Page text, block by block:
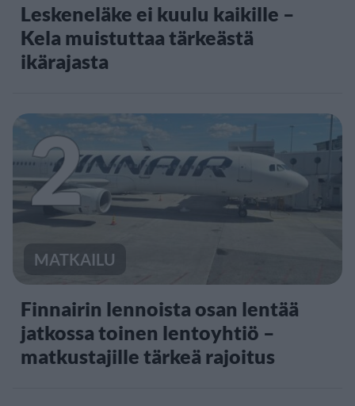
Leskeneläke ei kuulu kaikille –
Kela muistuttaa tärkeästä
ikärajasta
2
MATKAILU
Finnairin lennoista osan lentää
jatkossa toinen lentoyhtiö –
matkustajille tärkeä rajoitus